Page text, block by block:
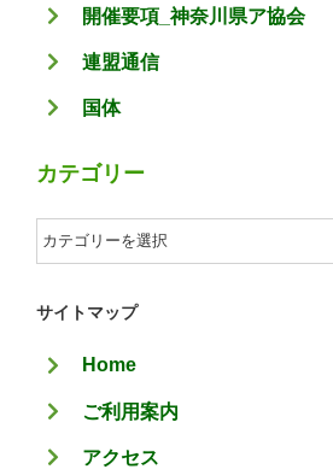
開催要項_神奈川県ア協会
連盟通信
国体
カテゴリー
カ
テ
ゴ
ー
サイトマップ
Home
ご利用案内
アクセス